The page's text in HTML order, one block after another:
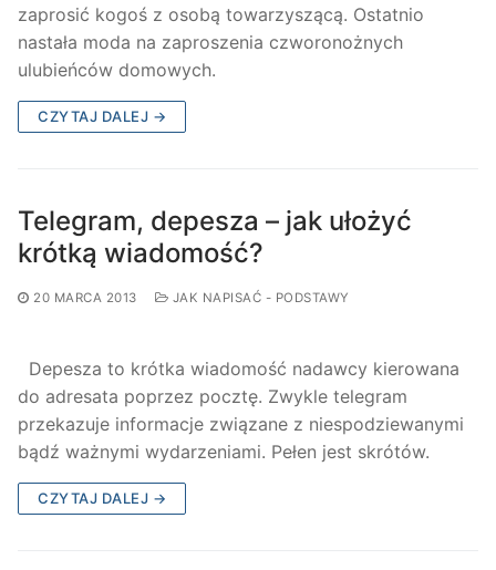
zaprosić kogoś z osobą towarzyszącą. Ostatnio
nastała moda na zaproszenia czworonożnych
ulubieńców domowych.
CZYTAJ DALEJ →
Telegram, depesza – jak ułożyć
krótką wiadomość?
20 MARCA 2013 JAK NAPISAĆ - PODSTAWY
Depesza to krótka wiadomość nadawcy kierowana
do adresata poprzez pocztę. Zwykle telegram
przekazuje informacje związane z niespodziewanymi
bądź ważnymi wydarzeniami. Pełen jest skrótów.
CZYTAJ DALEJ →